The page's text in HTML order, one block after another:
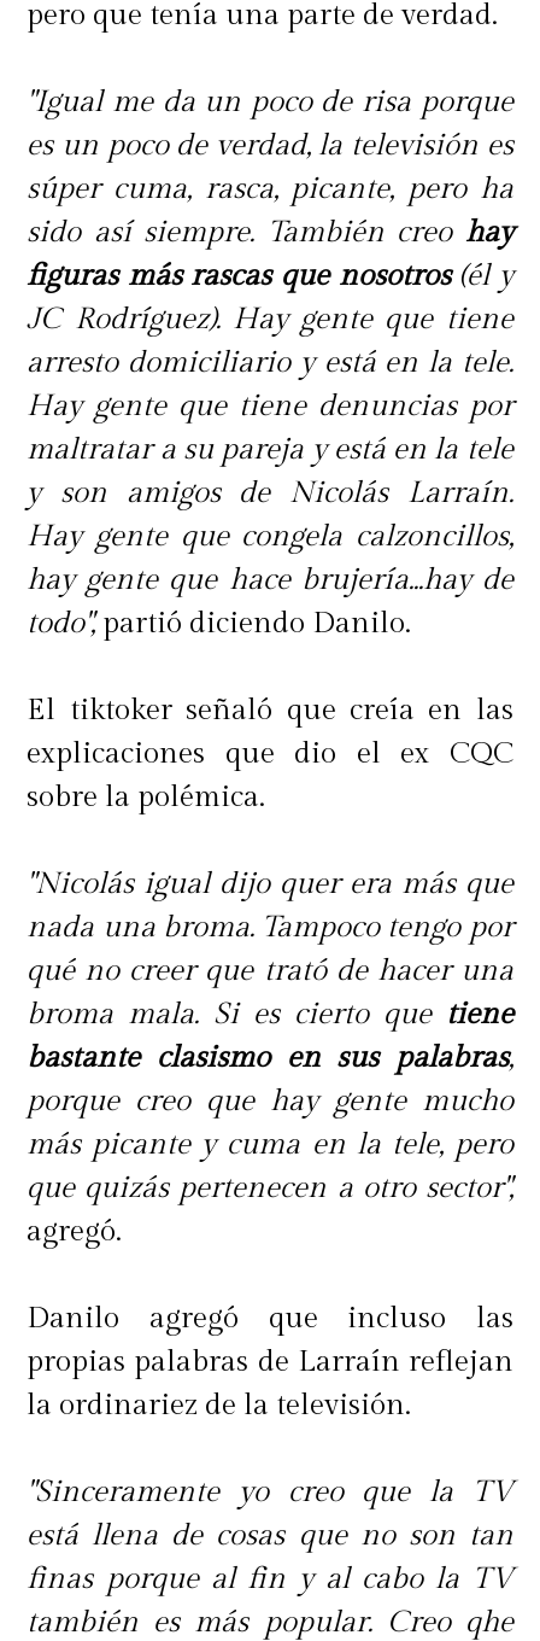
pero que tenía una parte de verdad.
"Igual me da un poco de risa porque
es un poco de verdad, la televisión es
súper cuma, rasca, picante, pero ha
sido así siempre. También creo hay
figuras más rascas que nosotros(él y
JC Rodríguez). Hay gente que tiene
arresto domiciliario y está en la tele.
Hay gente que tiene denuncias por
maltratar a su pareja y está en la tele
y son amigos de Nicolás Larraín.
Hay gente que congela calzoncillos,
hay gente que hace brujería...hay de
todo",partió diciendo Danilo.
El tiktoker señaló que creía en las
explicaciones que dio el ex CQC
sobre la polémica.
"Nicolás igual dijo quer era más que
nada una broma. Tampoco tengo por
qué no creer que trató de hacer una
broma mala. Si es cierto quetiene
bastante clasismo en sus palabras,
porque creo que hay gente mucho
más picante y cuma en la tele, pero
que quizás pertenecen a otro sector",
agregó.
Danilo agregó que incluso las
propias palabras de Larraín reflejan
la ordinariez de la televisión.
"Sinceramente yo creo que la TV
está llena de cosas que no son tan
finas porque al fin y al cabo la TV
también es más popular. Creo qhe